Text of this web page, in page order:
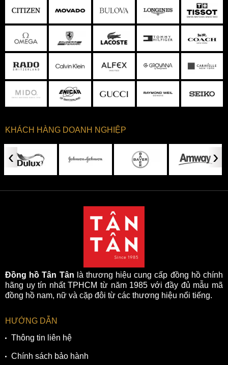
KHÁCH HÀNG DOANH NGHIỆP
‹ ›
Đồng hồ Tân Tân là thương hiệu cung cấp đồng hồ chính
hãng uy tín nhất TPHCM từ năm 1985 với đầy đủ mẫu mã
đồng hồ nam, nữ và cặp đôi từ các thương hiệu nổi tiếng.
HƯỚNG DẪN
Thông tin liên hệ
Chính sách bảo hành